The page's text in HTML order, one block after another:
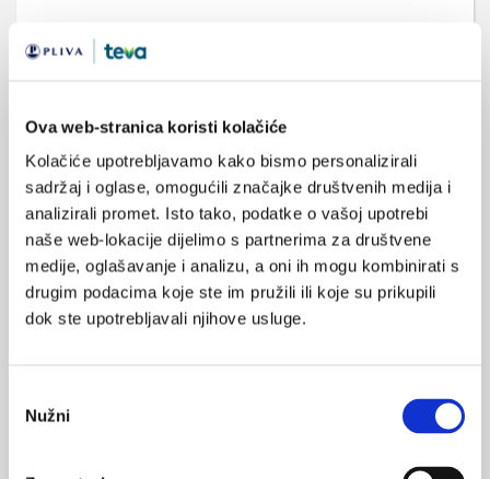
Ova web-stranica koristi kolačiće
Kolačiće upotrebljavamo kako bismo personalizirali
sadržaj i oglase, omogućili značajke društvenih medija i
analizirali promet. Isto tako, podatke o vašoj upotrebi
naše web-lokacije dijelimo s partnerima za društvene
medije, oglašavanje i analizu, a oni ih mogu kombinirati s
drugim podacima koje ste im pružili ili koje su prikupili
dok ste upotrebljavali njihove usluge.
pristanka
Nužni
zdravlje
Medicus (2/2025)
Muško zdravlje